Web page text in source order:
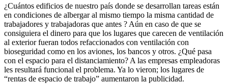
¿Cuántos edificios de nuestro país donde se desarrollan tareas están
en condiciones de albergar al mismo tiempo la misma cantidad de
trabajadores y trabajadoras que antes ? Aún en caso de que se
consiguiera el dinero para que los lugares que carecen de ventilación
al exterior fueran todos refaccionados con ventilación con
bioseguridad como en los aviones, los bancos y otros. ¿Qué pasa
con el espacio para el distanciamiento? A las empresas empleadoras
les resultará funcional el problema. Ya lo vieron; los lugares de
“rentas de espacio de trabajo” aumentaron la publicidad.